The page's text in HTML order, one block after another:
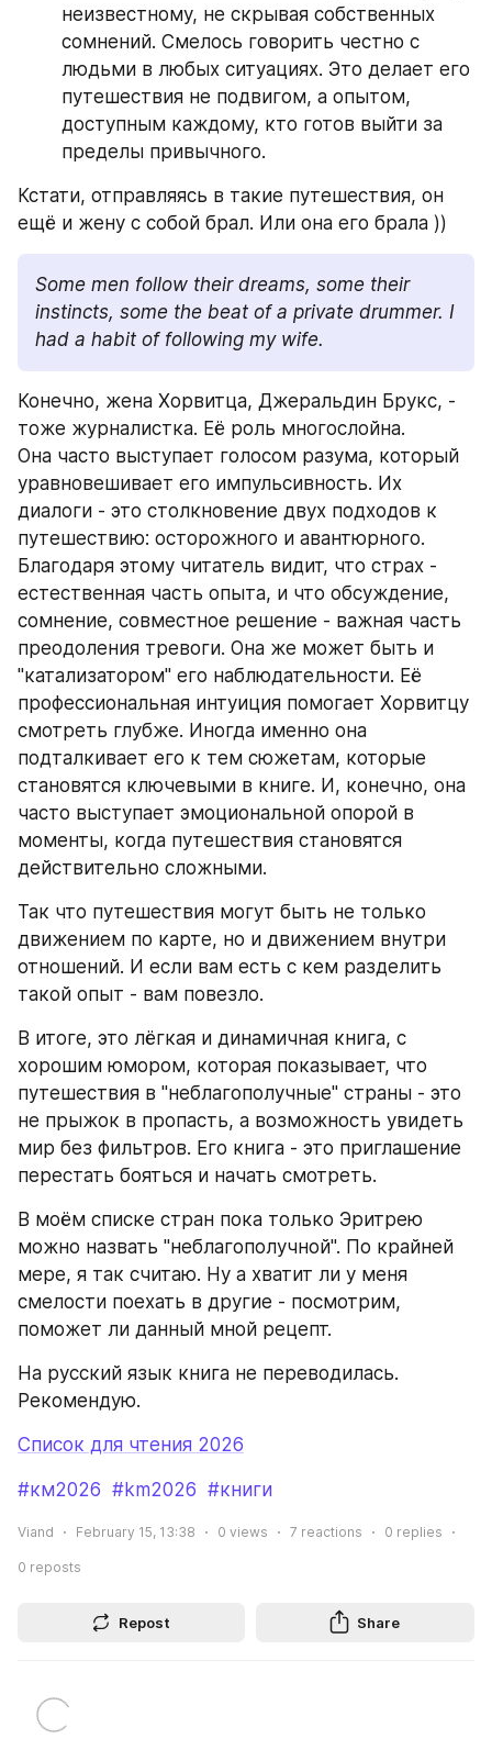
неизвестному, не скрывая собственных
сомнений. Смелось говорить честно с
людьми в любых ситуациях. Это делает его
путешествия не подвигом, а опытом,
доступным каждому, кто готов выйти за
пределы привычного.
Кстати, отправляясь в такие путешествия, он
ещё и жену с собой брал. Или она его брала ))
Some men follow their dreams, some their
instincts, some the beat of a private drummer. I
had a habit of following my wife.
Конечно, жена Хорвитца, Джеральдин Брукс, -
тоже журналистка. Её роль многослойна.
Она часто выступает голосом разума, который
уравновешивает его импульсивность. Их
диалоги - это столкновение двух подходов к
путешествию: осторожного и авантюрного.
Благодаря этому читатель видит, что страх -
естественная часть опыта, и что обсуждение,
сомнение, совместное решение - важная часть
преодоления тревоги. Она же может быть и
"катализатором" его наблюдательности. Её
профессиональная интуиция помогает Хорвитцу
смотреть глубже. Иногда именно она
подталкивает его к тем сюжетам, которые
становятся ключевыми в книге. И, конечно, она
часто выступает эмоциональной опорой в
моменты, когда путешествия становятся
действительно сложными.
Так что путешествия могут быть не только
движением по карте, но и движением внутри
отношений. И если вам есть с кем разделить
такой опыт - вам повезло.
В итоге, это лёгкая и динамичная книга, с
хорошим юмором, которая показывает, что
путешествия в "неблагополучные" страны - это
не прыжок в пропасть, а возможность увидеть
мир без фильтров. Его книга - это приглашение
перестать бояться и начать смотреть.
В моём списке стран пока только Эритрею
можно назвать "неблагополучной". По крайней
мере, я так считаю. Ну а хватит ли у меня
смелости поехать в другие - посмотрим,
поможет ли данный мной рецепт.
На русский язык книга не переводилась.
Рекомендую.
Список для чтения 2026
#км2026 #km2026 #книги
Viand February 15, 13:38 0 views 7 reactions 0 replies
0 reposts
Repost Share